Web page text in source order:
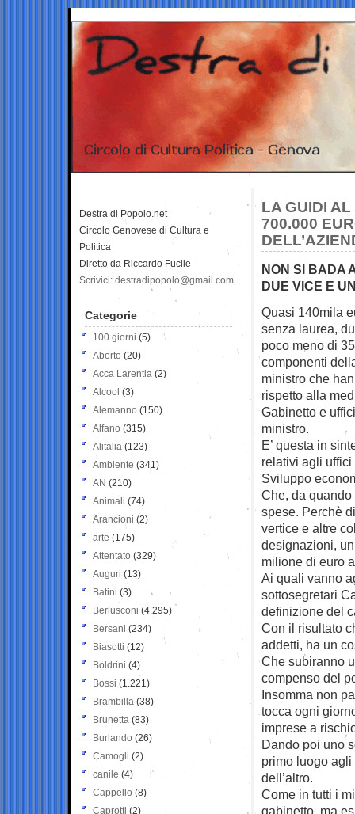
LA GUIDI AL
700.000
NON SI BADA
DUE VICE E
Quasi 140mila
senza laurea,
poco meno di
componenti
ministro che
rispetto alla
Gabinetto e
ministro.
E’ questa in
relativi agli
Sviluppo
Che, da
spese. Perchè
vertice e altre
designazioni,
milione di euro
Ai quali vanno
sottosegretari
definizione del
Con il risultato
addetti, ha un
Che subiranno
compenso del
Insomma non
tocca ogni
imprese a
Dando poi uno
primo luogo
dell’altro.
Come in tutti i
gabinetto, ma
Destra di Popolo.net
Circolo Genovese di Cultura e
Politica
Diretto da Riccardo Fucile
Scrivici: destradipopolo@gmail.com
Categorie
100 giorni (5)
Aborto (20)
Acca Larentia (2)
Alcool (3)
Alemanno (150)
Alfano (315)
Alitalia (123)
Ambiente (341)
AN (210)
Animali (74)
Arancioni (2)
arte (175)
Attentato (329)
Auguri (13)
Batini (3)
Berlusconi (4.295)
Bersani (234)
Biasotti (12)
Boldrini (4)
Bossi (1.221)
Brambilla (38)
Brunetta (83)
Burlando (26)
Camogli (2)
canile (4)
Cappello (8)
Caprotti (2)